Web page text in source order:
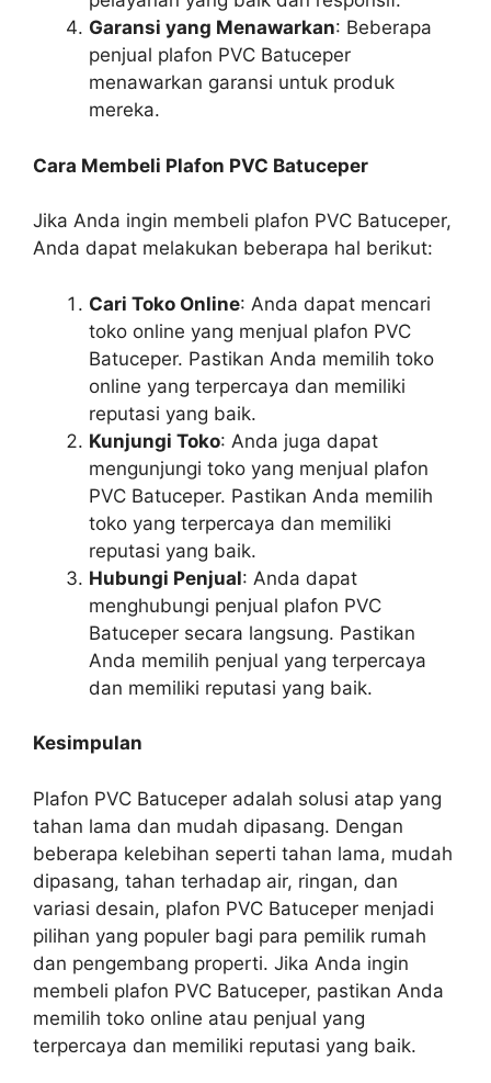
Garansi yang Menawarkan: Beberapa
penjual plafon PVC Batuceper
menawarkan garansi untuk produk
mereka.
Cara Membeli Plafon PVC Batuceper
Jika Anda ingin membeli plafon PVC Batuceper,
Anda dapat melakukan beberapa hal berikut:
Cari Toko Online: Anda dapat mencari
toko online yang menjual plafon PVC
Batuceper. Pastikan Anda memilih toko
online yang terpercaya dan memiliki
reputasi yang baik.
Kunjungi Toko: Anda juga dapat
mengunjungi toko yang menjual plafon
PVC Batuceper. Pastikan Anda memilih
toko yang terpercaya dan memiliki
reputasi yang baik.
Hubungi Penjual: Anda dapat
menghubungi penjual plafon PVC
Batuceper secara langsung. Pastikan
Anda memilih penjual yang terpercaya
dan memiliki reputasi yang baik.
Kesimpulan
Plafon PVC Batuceper adalah solusi atap yang
tahan lama dan mudah dipasang. Dengan
beberapa kelebihan seperti tahan lama, mudah
dipasang, tahan terhadap air, ringan, dan
variasi desain, plafon PVC Batuceper menjadi
pilihan yang populer bagi para pemilik rumah
dan pengembang properti. Jika Anda ingin
membeli plafon PVC Batuceper, pastikan Anda
memilih toko online atau penjual yang
terpercaya dan memiliki reputasi yang baik.